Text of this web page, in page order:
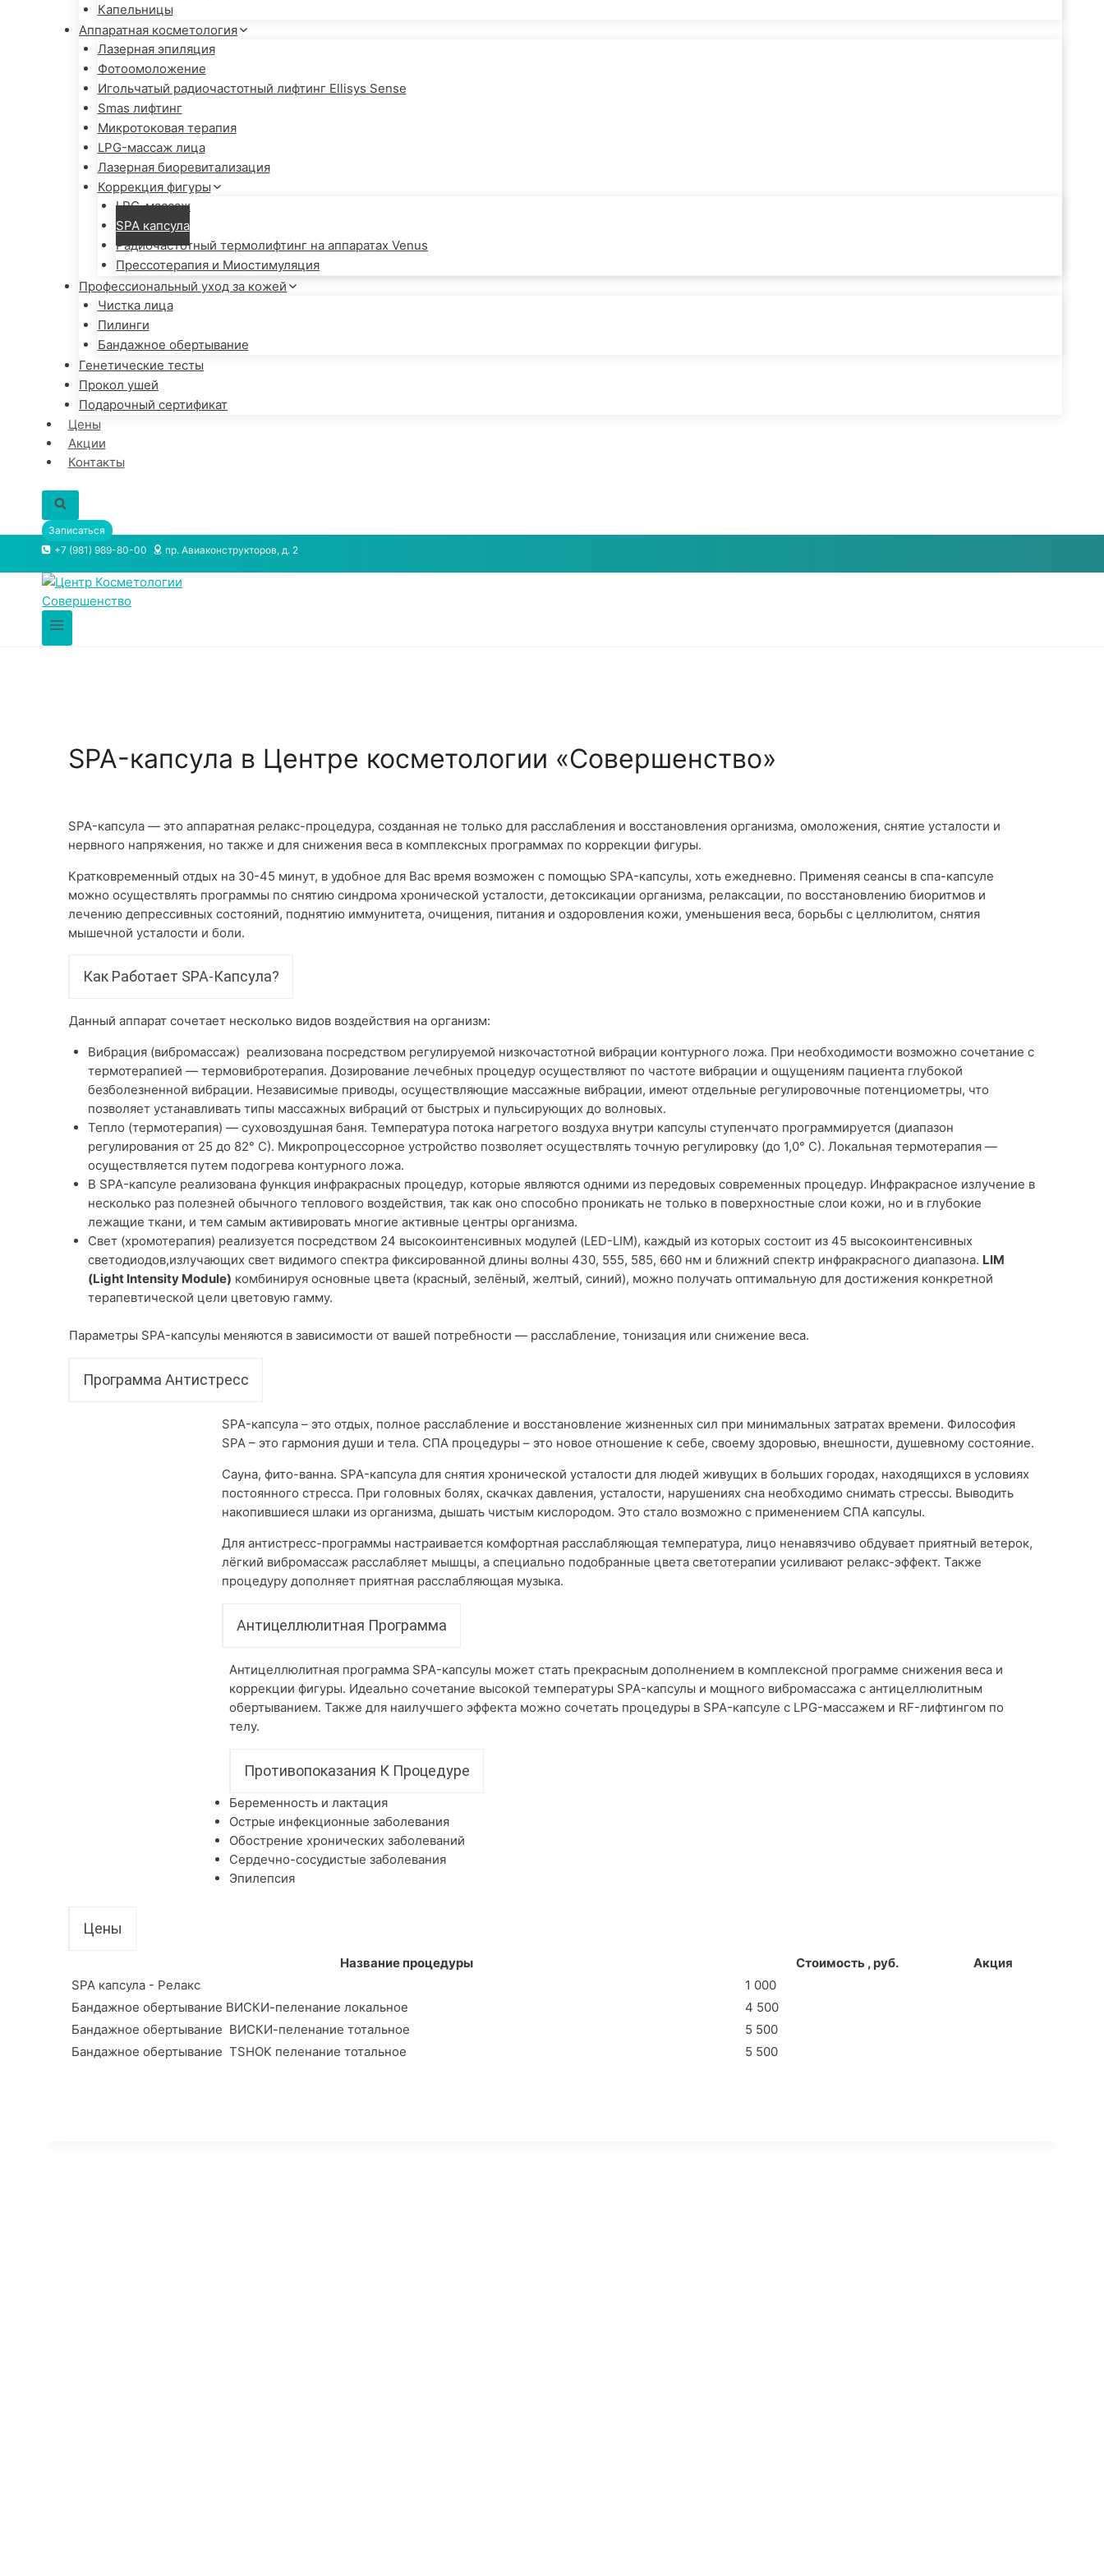
Капельницы
Аппаратная косметология
Лазерная эпиляция
Фотоомоложение
Игольчатый радиочастотный лифтинг Ellisys Sense
Smas лифтинг
Микротоковая терапия
LPG-массаж лица
Лазерная биоревитализация
Коррекция фигуры
LPG-массаж
SPA капсула
Радиочастотный термолифтинг на аппаратах Venus
Прессотерапия и Миостимуляция
Профессиональный уход за кожей
Чистка лица
Пилинги
Бандажное обертывание
Генетические тесты
Прокол ушей
Подарочный сертификат
Цены
Акции
Контакты
Записаться
+7 (981) 989-80-00
пр. Авиаконструкторов, д. 2
SPA-капсула в Центре косметологии «Совершенство»
SPA-капсула — это аппаратная релакс-процедура, созданная не только для расслабления и восстановления организма, омоложения, снятие усталости и
нервного напряжения, но также и для снижения веса в комплексных программах по коррекции фигуры.
Кратковременный отдых на 30-45 минут, в удобное для Вас время возможен с помощью SPA-капсулы, хоть ежедневно. Применяя сеансы в спа-капсуле
можно осуществлять программы по снятию синдрома хронической усталости, детоксикации организма, релаксации, по восстановлению биоритмов и
лечению депрессивных состояний, поднятию иммунитета, очищения, питания и оздоровления кожи, уменьшения веса, борьбы с целлюлитом, снятия
мышечной усталости и боли.
Как Работает SPA-Капсула?
Данный аппарат сочетает несколько видов воздействия на организм:
Вибрация (вибромассаж) реализована посредством регулируемой низкочастотной вибрации контурного ложа. При необходимости возможно сочетание с
термотерапией — термовибротерапия. Дозирование лечебных процедур осуществляют по частоте вибрации и ощущениям пациента глубокой
безболезненной вибрации. Независимые приводы, осуществляющие массажные вибрации, имеют отдельные регулировочные потенциометры, что
позволяет устанавливать типы массажных вибраций от быстрых и пульсирующих до волновых.
Тепло (термотерапия) — суховоздушная баня. Температура потока нагретого воздуха внутри капсулы ступенчато программируется (диапазон
регулирования от 25 до 82° С). Микропроцессорное устройство позволяет осуществлять точную регулировку (до 1,0° С). Локальная термотерапия —
осуществляется путем подогрева контурного ложа.
В SPA-капсуле реализована функция инфракрасных процедур, которые являются одними из передовых современных процедур. Инфракрасное излучение в
несколько раз полезней обычного теплового воздействия, так как оно способно проникать не только в поверхностные слои кожи, но и в глубокие
лежащие ткани, и тем самым активировать многие активные центры организма.
Свет (хромотерапия) реализуется посредством 24 высокоинтенсивных модулей (LED-LIM), каждый из которых состоит из 45 высокоинтенсивных
светодиодов,излучающих свет видимого спектра фиксированной длины волны 430, 555, 585, 660 нм и ближний спектр инфракрасного диапазона. LIM
(Light Intensity Module) комбинируя основные цвета (красный, зелёный, желтый, синий), можно получать оптимальную для достижения конкретной
терапевтической цели цветовую гамму.
Параметры SPA-капсулы меняются в зависимости от вашей потребности — расслабление, тонизация или снижение веса.
Программа Антистресс
SPA-капсула – это отдых, полное расслабление и восстановление жизненных сил при минимальных затратах времени. Философия
SPA – это гармония души и тела. СПА процедуры – это новое отношение к себе, своему здоровью, внешности, душевному состояние.
Сауна, фито-ванна. SPA-капсула для снятия хронической усталости для людей живущих в больших городах, находящихся в условиях
постоянного стресса. При головных болях, скачках давления, усталости, нарушениях сна необходимо снимать стрессы. Выводить
накопившиеся шлаки из организма, дышать чистым кислородом. Это стало возможно с применением СПА капсулы.
Для антистресс-программы настраивается комфортная расслабляющая температура, лицо ненавязчиво обдувает приятный ветерок,
лёгкий вибромассаж расслабляет мышцы, а специально подобранные цвета светотерапии усиливают релакс-эффект. Также
процедуру дополняет приятная расслабляющая музыка.
Антицеллюлитная Программа
Антицеллюлитная программа SPA-капсулы может стать прекрасным дополнением в комплексной программе снижения веса и
коррекции фигуры. Идеально сочетание высокой температуры SPA-капсулы и мощного вибромассажа с антицеллюлитным
обертыванием. Также для наилучшего эффекта можно сочетать процедуры в SPA-капсуле с LPG-массажем и RF-лифтингом по
телу.
Противопоказания К Процедуре
Беременность и лактация
Острые инфекционные заболевания
Обострение хронических заболеваний
Сердечно-сосудистые заболевания
Эпилепсия
Цены
Название процедуры Стоимость , руб.
Акция
SPA капсула - Релакс
1 000
Бандажное обертывание ВИСКИ-пеленание локальное
4 500
Бандажное обертывание ВИСКИ-пеленание тотальное
5 500
Бандажное обертывание TSHOK пеленание тотальное
5 500